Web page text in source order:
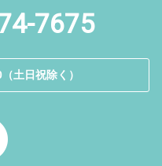
7675
土日祝除く）